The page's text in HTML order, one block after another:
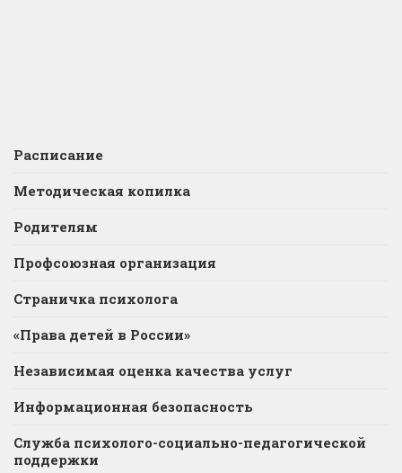
Расписание
Методическая копилка
Родителям
Профсоюзная организация
Страничка психолога
«Права детей в России»
Независимая оценка качества услуг
Информационная безопасность
Служба психолого-социально-педагогической
поддержки